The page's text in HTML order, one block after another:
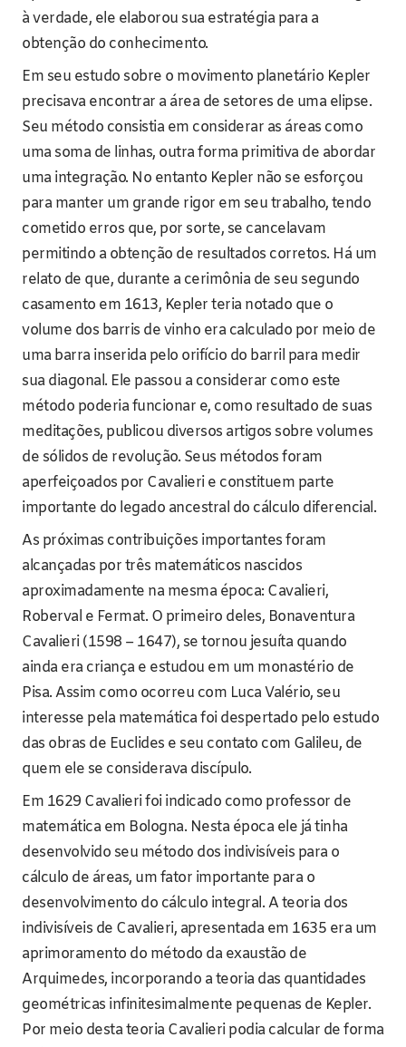
à verdade, ele elaborou sua estratégia para a
obtenção do conhecimento.
Em seu estudo sobre o movimento planetário Kepler
precisava encontrar a área de setores de uma elipse.
Seu método consistia em considerar as áreas como
uma soma de linhas, outra forma primitiva de abordar
uma integração. No entanto Kepler não se esforçou
para manter um grande rigor em seu trabalho, tendo
cometido erros que, por sorte, se cancelavam
permitindo a obtenção de resultados corretos. Há um
relato de que, durante a cerimônia de seu segundo
casamento em 1613, Kepler teria notado que o
volume dos barris de vinho era calculado por meio de
uma barra inserida pelo orifício do barril para medir
sua diagonal. Ele passou a considerar como este
método poderia funcionar e, como resultado de suas
meditações, publicou diversos artigos sobre volumes
de sólidos de revolução. Seus métodos foram
aperfeiçoados por Cavalieri e constituem parte
importante do legado ancestral do cálculo diferencial.
As próximas contribuições importantes foram
alcançadas por três matemáticos nascidos
aproximadamente na mesma época: Cavalieri,
Roberval e Fermat. O primeiro deles, Bonaventura
Cavalieri (1598 – 1647), se tornou jesuíta quando
ainda era criança e estudou em um monastério de
Pisa. Assim como ocorreu com Luca Valério, seu
interesse pela matemática foi despertado pelo estudo
das obras de Euclides e seu contato com Galileu, de
quem ele se considerava discípulo.
Em 1629 Cavalieri foi indicado como professor de
matemática em Bologna. Nesta época ele já tinha
desenvolvido seu método dos indivisíveis para o
cálculo de áreas, um fator importante para o
desenvolvimento do cálculo integral. A teoria dos
indivisíveis de Cavalieri, apresentada em 1635 era um
aprimoramento do método da exaustão de
Arquimedes, incorporando a teoria das quantidades
geométricas infinitesimalmente pequenas de Kepler.
Por meio desta teoria Cavalieri podia calcular de forma